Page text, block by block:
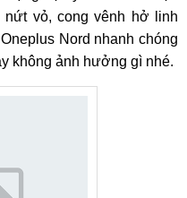
vỏ, cong vênh hở linh
Nord nhanh chóng
không ảnh hưởng gì nhé.